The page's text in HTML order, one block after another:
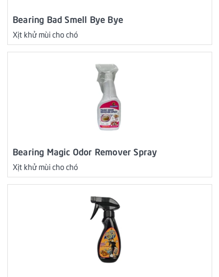
Bearing Bad Smell Bye Bye
Xịt khử mùi cho chó
Bearing Magic Odor Remover Spray
Xịt khử mùi cho chó